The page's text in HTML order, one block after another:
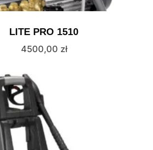
LITE PRO 1510
4500,00 zł